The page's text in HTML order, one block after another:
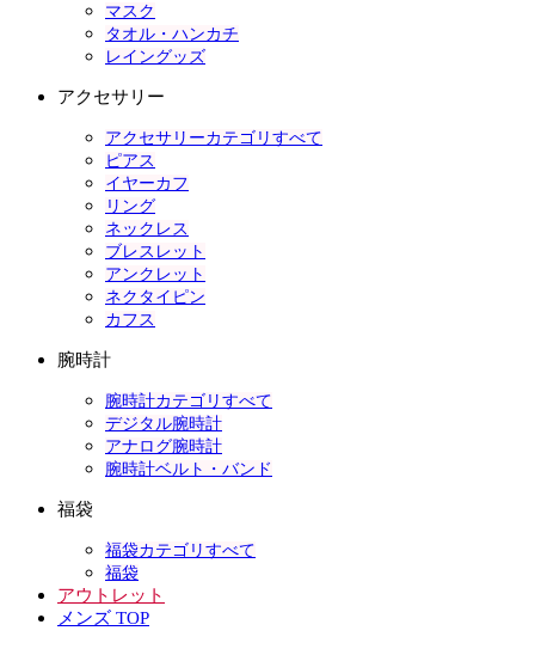
マスク
タオル・ハンカチ
レイングッズ
アクセサリー
アクセサリーカテゴリすべて
ピアス
イヤーカフ
リング
ネックレス
ブレスレット
アンクレット
ネクタイピン
カフス
腕時計
腕時計カテゴリすべて
デジタル腕時計
アナログ腕時計
腕時計ベルト・バンド
福袋
福袋カテゴリすべて
福袋
アウトレット
メンズ TOP